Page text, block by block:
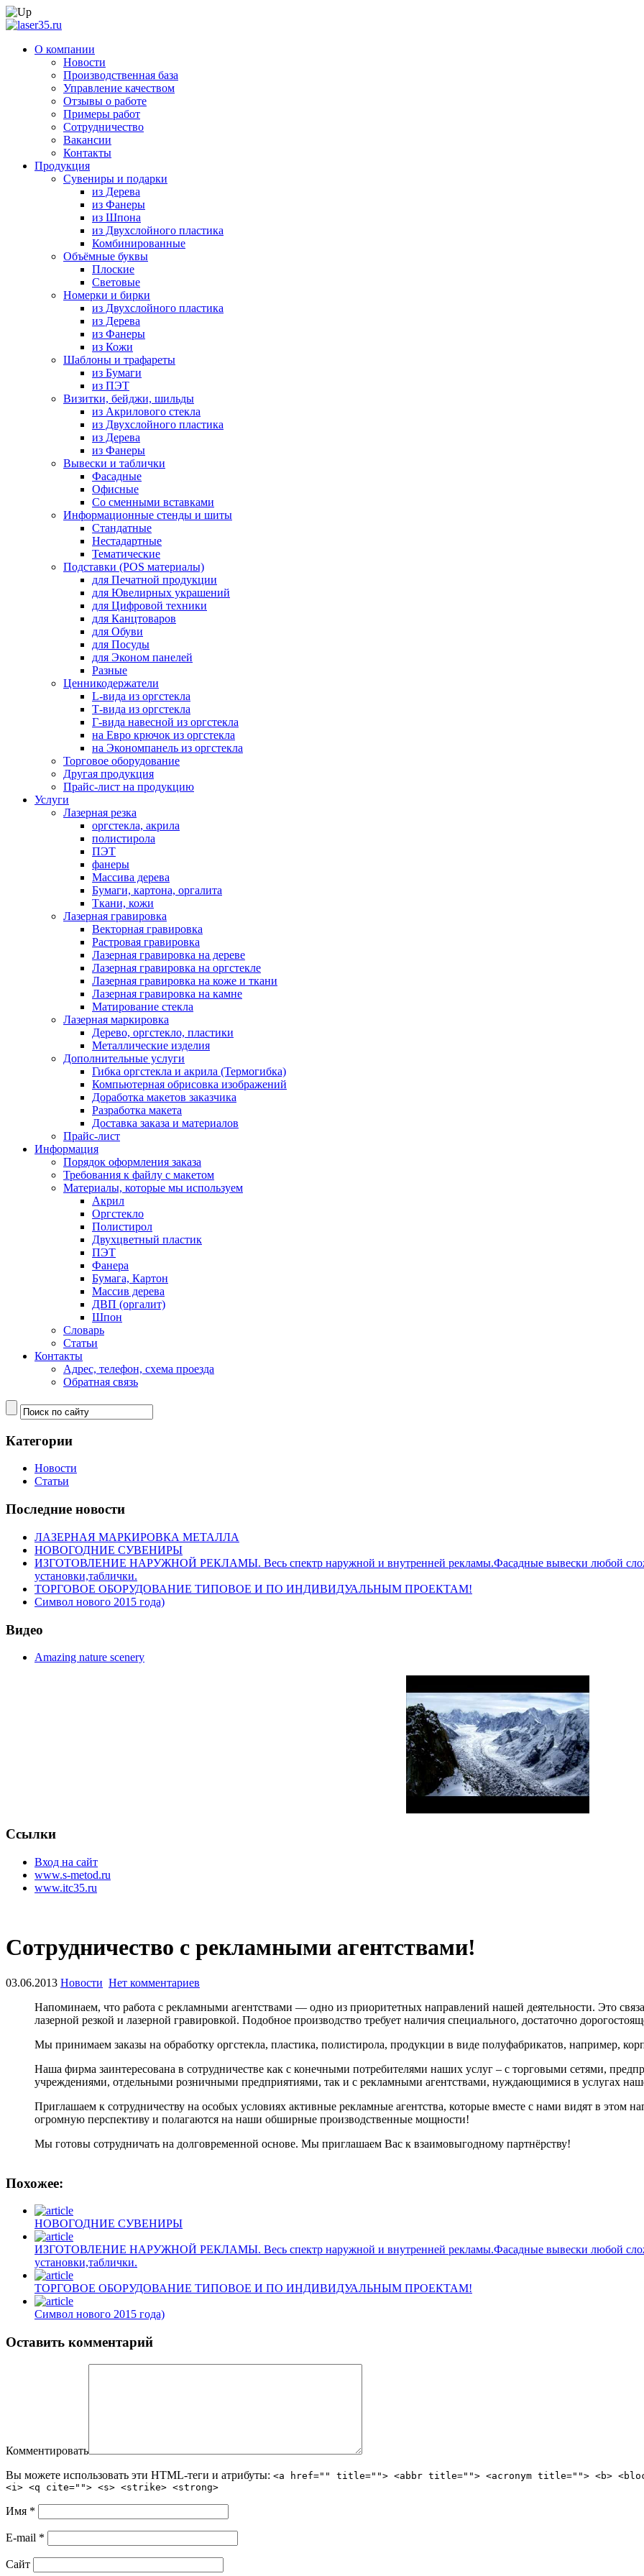
О компании
Новости
Производственная база
Управление качеством
Отзывы о работе
Примеры работ
Сотрудничество
Вакансии
Контакты
Продукция
Сувениры и подарки
из Дерева
из Фанеры
из Шпона
из Двухслойного пластика
Комбинированные
Объёмные буквы
Плоские
Световые
Номерки и бирки
из Двухслойного пластика
из Дерева
из Фанеры
из Кожи
Шаблоны и трафареты
из Бумаги
из ПЭТ
Визитки, бейджи, шильды
из Акрилового стекла
из Двухслойного пластика
из Дерева
из Фанеры
Вывески и таблички
Фасадные
Офисные
Со сменными вставками
Информационные стенды и шиты
Стандатные
Нестадартные
Тематические
Подставки (POS материалы)
для Печатной продукции
для Ювелирных украшений
для Цифровой техники
для Канцтоваров
для Обуви
для Посуды
для Эконом панелей
Разные
Ценникодержатели
L-вида из оргстекла
Т-вида из оргстекла
Г-вида навесной из оргстекла
на Евро крючок из оргстекла
на Экономпанель из оргстекла
Торговое оборудование
Другая продукция
Прайс-лист на продукцию
Услуги
Лазерная резка
оргстекла, акрила
полистирола
ПЭТ
фанеры
Массива дерева
Бумаги, картона, оргалита
Ткани, кожи
Лазерная гравировка
Векторная гравировка
Растровая гравировка
Лазерная гравировка на дереве
Лазерная гравировка на оргстекле
Лазерная гравировка на коже и ткани
Лазерная гравировка на камне
Матирование стекла
Лазерная маркировка
Дерево, оргстекло, пластики
Металлические изделия
Дополнительные услуги
Гибка оргстекла и акрила (Термогибка)
Компьютерная обрисовка изображений
Доработка макетов заказчика
Разработка макета
Доставка заказа и материалов
Прайс-лист
Информация
Порядок оформления заказа
Требования к файлу c макетом
Материалы, которые мы используем
Акрил
Оргстекло
Полистирол
Двухцветный пластик
ПЭТ
Фанера
Бумага, Картон
Массив дерева
ДВП (оргалит)
Шпон
Словарь
Статьи
Контакты
Адрес, телефон, схема проезда
Обратная связь
Категории
Новости
Статьи
Последние новости
ЛАЗЕРНАЯ МАРКИРОВКА МЕТАЛЛА
НОВОГОДНИЕ СУВЕНИРЫ
ИЗГОТОВЛЕНИЕ НАРУЖНОЙ РЕКЛАМЫ. Весь спектр наружной и внутренней рекламы.Фасадные вывески любой
установки,таблички.
ТОРГОВОЕ ОБОРУДОВАНИЕ ТИПОВОЕ И ПО ИНДИВИДУАЛЬНЫМ ПРОЕКТАМ!
Символ нового 2015 года)
Видео
Amazing nature scenery
Ссылки
Вход на сайт
www.s-metod.ru
www.itc35.ru
Сотрудничество с рекламными агентствами!
03.06.2013 Новости Нет комментариев
Напоминаем, что работа с рекламными агентствами — одно из приоритетных направлений нашей деятельности. Это
лазерной резкой и лазерной гравировкой. Подобное производство требует наличия специального, достаточно
Мы принимаем заказы на обработку оргстекла, пластика, полистирола, продукции в виде полуфабрикатов, например,
Наша фирма заинтересована в сотрудничестве как с конечными потребителями наших услуг – с торговыми сетями,
учреждениями, отдельными розничными предприятиями, так и с рекламными агентствами, нуждающимися в услугах
Приглашаем к сотрудничеству на особых условиях активные рекламные агентства, которые вместе с нами видят в этом
огромную перспективу и полагаются на наши обширные производственные мощности!
Мы готовы сотрудничать на долговременной основе. Мы приглашаем Вас к взаимовыгодному партнёрству!
Похожее:
НОВОГОДНИЕ СУВЕНИРЫ
ИЗГОТОВЛЕНИЕ НАРУЖНОЙ РЕКЛАМЫ. Весь спектр наружной и внутренней рекламы.Фасадные вывески любой
установки,таблички.
ТОРГОВОЕ ОБОРУДОВАНИЕ ТИПОВОЕ И ПО ИНДИВИДУАЛЬНЫМ ПРОЕКТАМ!
Символ нового 2015 года)
Оставить комментарий
Комментировать
Вы можете использовать эти HTML-теги и атрибуты: <a href="" title=""> <abbr title=""> <acronym title=""> <b>
<i> <q cite=""> <s> <strike> <strong>
Имя *
E-mail *
Сайт